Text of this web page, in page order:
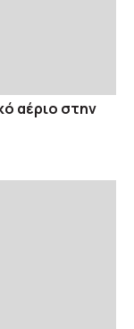
αέριο στην